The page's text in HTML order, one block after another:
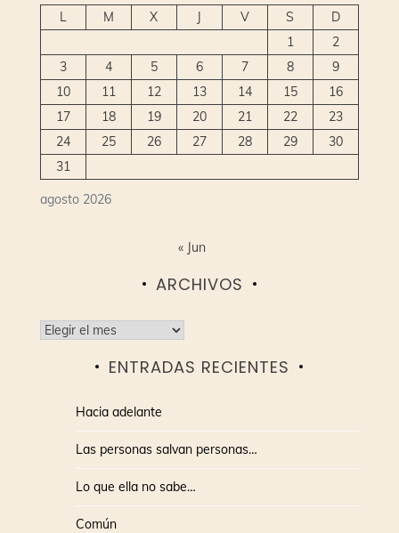
agosto 2026
L M X J V S
D
1
2
3
4 5 6 7 8
9
10
11 12 13 14 15
16
17
18 19 20 21 22
23
24
25 26 27 28 29
30
31
« Jun
ARCHIVOS
Archivos
ENTRADAS RECIENTES
Hacia adelante
Las personas salvan personas…
Lo que ella no sabe…
Común